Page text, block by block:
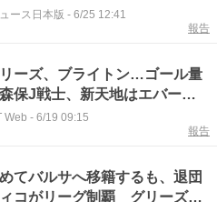
ース日本版 - 6/25 12:41
報告
リーズ、ブライトン…ゴール量
保J戦士、新天地はエバート
指揮官は過去に香川冷遇
Web - 6/19 09:15
報告
てバルサへ移籍するも、退団
コがリーグ制覇 グリーズマ